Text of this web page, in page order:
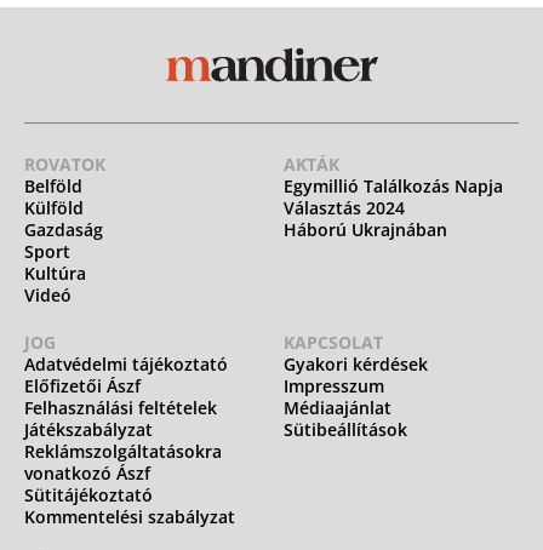
ROVATOK
Belföld
Külföld
Gazdaság
Sport
Kultúra
Videó
AKTÁK
Egymillió Találkozás Napja
Választás 2024
Háború Ukrajnában
JOG
Adatvédelmi tájékoztató
Előfizetői Ászf
Felhasználási feltételek
Játékszabályzat
Reklámszolgáltatásokra
vonatkozó Ászf
Sütitájékoztató
Kommentelési szabályzat
KAPCSOLAT
Gyakori kérdések
Impresszum
Médiaajánlat
Sütibeállítások